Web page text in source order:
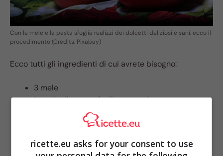
Con le mele e la pasta sfoglia realizzi dei dolcetti deliziosi e sani: ecco il
procedimento (Credits: Pixabay)
Ecco tutti gli ingredienti di cui avrete bisogno:
3 mele
1 rotolo di pasta sfoglia rettagolare
succo di limone
120 ml di acqua
ricette.eu asks for your consent to use